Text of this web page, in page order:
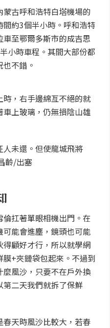
古呼和浩特白塔機場的
約3個半小時。呼和浩特
至鄂爾多斯市的成吉思
小時車程。其間大部份都
不錯。
，右手邊綿亙不絕的就
上玻璃，仍無損陰山雄
人未還。但使龍城飛將
齡/出塞
扛著單眼相機出門。在
能會進塵，鏡頭也可能
顧好才行，所以就學網
+夾鏈袋包起來。不過到
風沙，只要不在戶外換
二天我們就拆了保鮮
天時風沙比較大，若春